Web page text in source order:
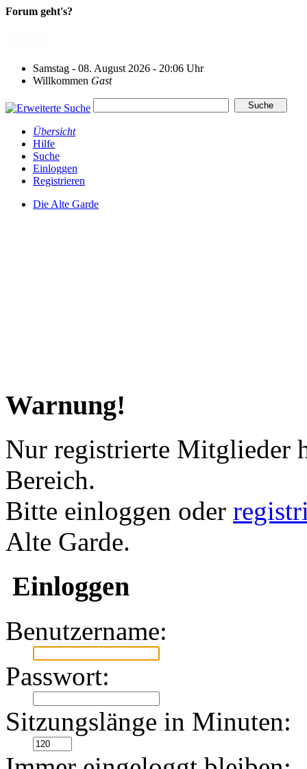
Forum geht's?
Samstag - 08. August 2026 - 20:06 Uhr
Willkommen Gast
Übersicht
Hilfe
Suche
Einloggen
Registrieren
Die Alte Garde
Warnung!
Nur registrierte Mitglieder
Bereich.
Bitte einloggen oder
Alte Garde.
Einloggen
Benutzername:
Passwort:
Sitzungslänge in Minuten: